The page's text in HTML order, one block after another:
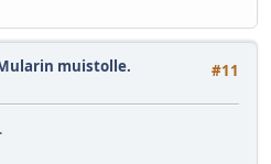
#11
muistolle.